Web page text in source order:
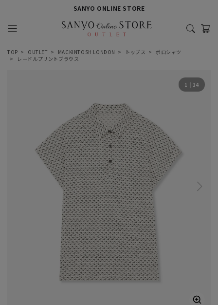
SANYO ONLINE STORE
TOP OUTLET MACKINTOSH LONDON トップス
ポロシャツ
レードルプリントブラウス
1 | 14